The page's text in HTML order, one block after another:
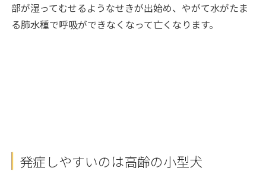
部が湿ってむせるようなせきが出始め、やがて水がたま
る肺水種で呼吸ができなくなって亡くなります。
発症しやすいのは高齢の小型犬